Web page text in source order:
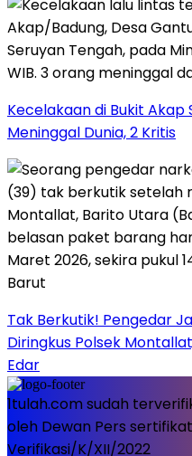
Kecelakaan di Bukit Akap
Meninggal Dunia, 2 Kritis
Tak Berkutik! Pengedar
Diringkus Polsek
Edar
1tulah.com sudah
oleh Dewan Pers
Verifikasi/K/XII/2022